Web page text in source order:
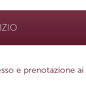
e prenotazione